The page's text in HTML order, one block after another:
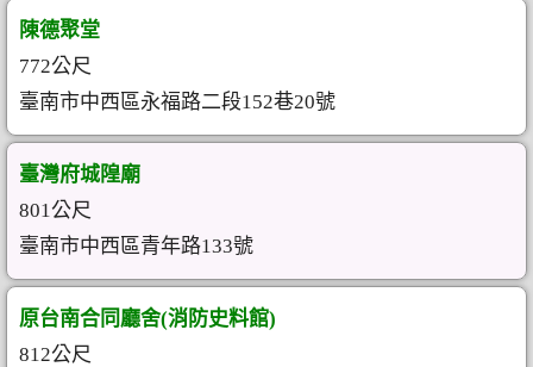
陳德聚堂
772公尺
臺南市中西區永福路二段152巷20號
臺灣府城隍廟
801公尺
臺南市中西區青年路133號
原台南合同廳舍(消防史料館)
812公尺